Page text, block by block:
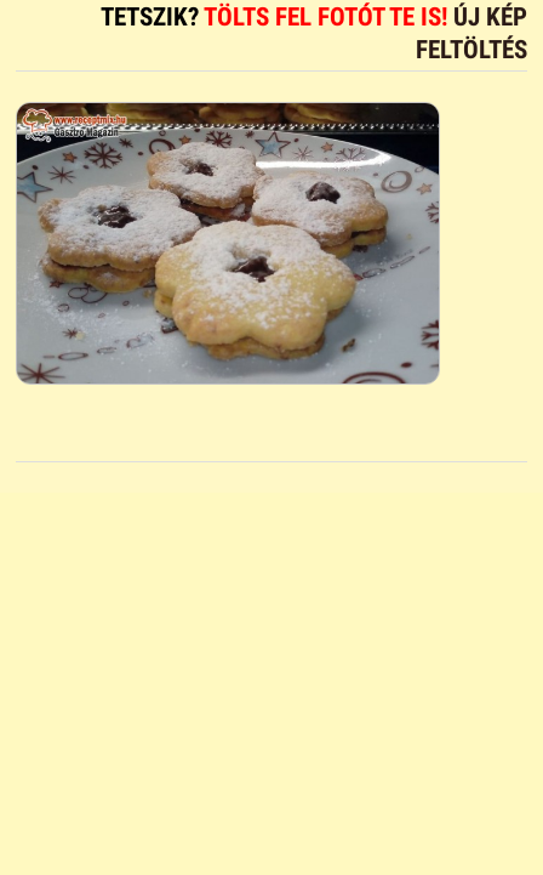
TETSZIK?TÖLTS FEL FOTÓT TE IS! ÚJ KÉP
FELTÖLTÉS